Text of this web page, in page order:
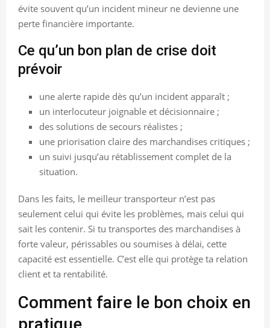
évite souvent qu’un incident mineur ne devienne une
perte financière importante.
Ce qu’un bon plan de crise doit
prévoir
une alerte rapide dès qu’un incident apparaît ;
un interlocuteur joignable et décisionnaire ;
des solutions de secours réalistes ;
une priorisation claire des marchandises critiques ;
un suivi jusqu’au rétablissement complet de la
situation.
Dans les faits, le meilleur transporteur n’est pas
seulement celui qui évite les problèmes, mais celui qui
sait les contenir. Si tu transportes des marchandises à
forte valeur, périssables ou soumises à délai, cette
capacité est essentielle. C’est elle qui protège ta relation
client et ta rentabilité.
Comment faire le bon choix en
pratique